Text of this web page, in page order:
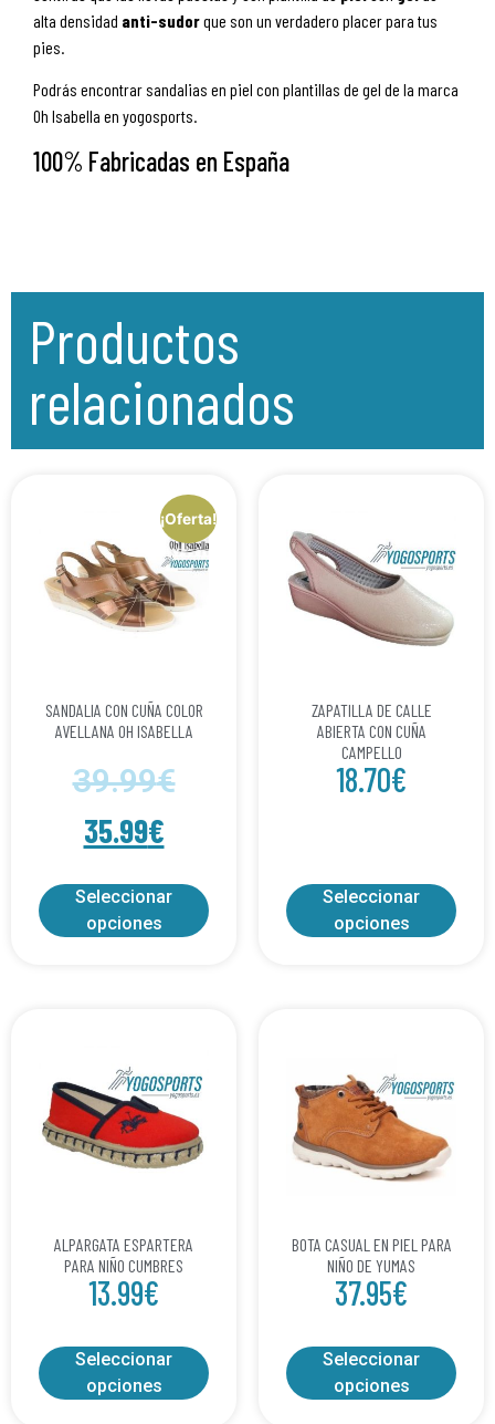
alta densidad anti-sudorque son un verdadero placer para tus
pies.
Podrás encontrar sandalias en piel con plantillas de gel de la marca
Oh Isabella en yogosports.
100% Fabricadas en España
Productos
relacionados
¡Oferta!
SANDALIA CON CUÑA COLOR
AVELLANA OH ISABELLA
39.99€
35.99€
Seleccionar
opciones
ZAPATILLA DE CALLE
ABIERTA CON CUÑA
CAMPELLO
18.70€
Seleccionar
opciones
ALPARGATA ESPARTERA
PARA NIÑO CUMBRES
13.99€
Seleccionar
opciones
BOTA CASUAL EN PIEL PARA
NIÑO DE YUMAS
37.95€
Seleccionar
opciones